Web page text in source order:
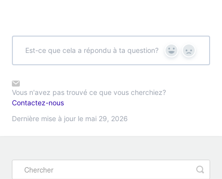
Est-ce que cela a répondu à ta question? Yes No
Vous n'avez pas trouvé ce que vous cherchiez?
Contactez-nous
Dernière mise à jour le mai 29, 2026